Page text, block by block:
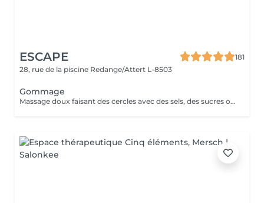
ESCAPE
181
28, rue de la piscine Redange/Attert L-8503
Gommage
Massage doux faisant des cercles avec des sels, des sucres ou des argiles et des huiles essentielles. Parfait pour combiner avec Sauna, Hamman ou un de nos Massages.